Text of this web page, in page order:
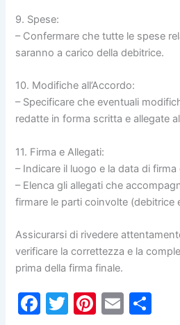
9. Spese:
– Confermare che tutte le spese
saranno a carico della debitrice.
10. Modifiche all’Accordo:
– Specificare che eventuali
redatte in forma scritta e allegate
11. Firma e Allegati:
– Indicare il luogo e la data di firma
– Elenca gli allegati che
firmare le parti coinvolte (debitrice
Assicurarsi di rivedere
verificare la correttezza e la
prima della firma finale.
F
T
Pi E